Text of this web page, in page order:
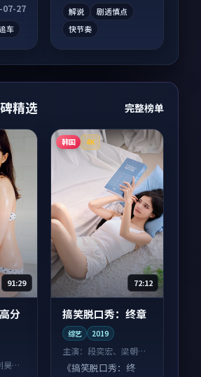
07-27
车
解说
剧透慎点
快节奏
精选 完整榜单
91:29
分
昊然
韩国 4K
72:12
搞笑脱口秀：终章
综艺 2019
主演：段奕宏、梁朝伟
等
《搞笑脱口秀：终